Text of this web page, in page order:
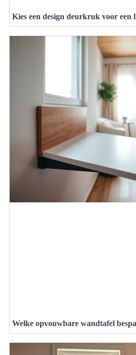
Kies een design deurkruk voor een
Welke opvouwbare wandtafel